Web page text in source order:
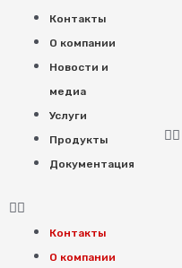
Контакты
О компании
Новости и
медиа
Услуги
Продукты
Документация
Контакты
О компании